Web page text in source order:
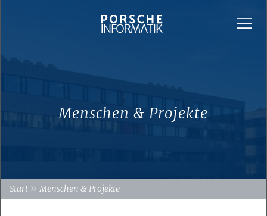
Menschen & Projekte
Start » Menschen & Projekte